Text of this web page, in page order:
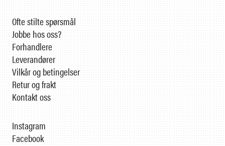
Ofte stilte spørsmål
Jobbe hos oss?
Forhandlere
Leverandører
Vilkår og betingelser
Retur og frakt
Kontakt oss
Instagram
Facebook